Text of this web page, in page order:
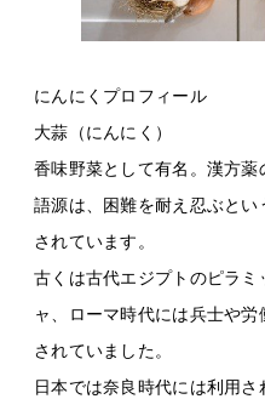
にんにくプロフィール
大蒜（にんにく）
香味野菜として有名。漢方薬
語源は、困難を耐え忍ぶとい
されています。
古くは古代エジプトのピラ
ャ、ローマ時代には兵士や労
されていました。
日本では奈良時代には利用さ